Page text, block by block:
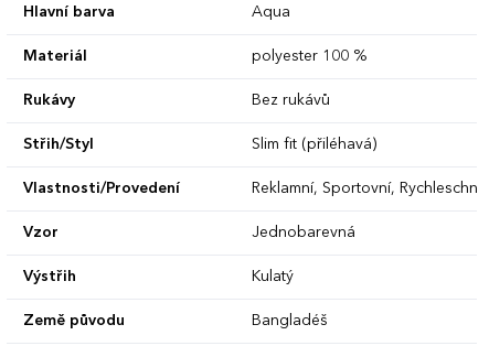
Hlavní barva Aqua
Materiál polyester 100 %
Rukávy Bez rukávů
Střih/Styl Slim fit (přiléhavá)
Vlastnosti/Provedení Reklamní, Sportovní,
Vzor Jednobarevná
Výstřih Kulatý
Země původu Bangladéš